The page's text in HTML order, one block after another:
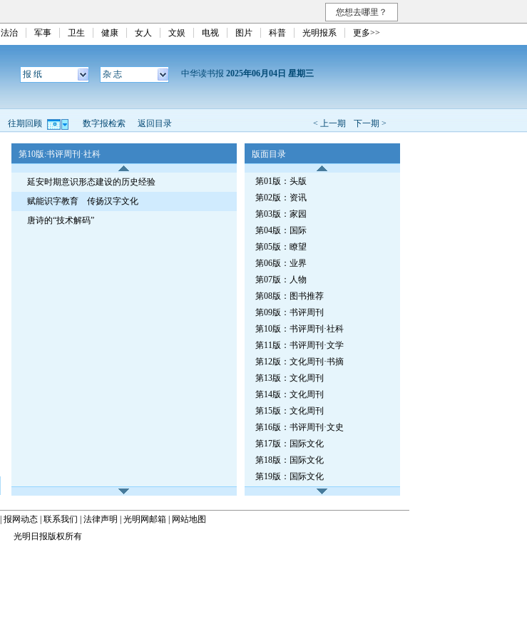
您想去哪里？
法治 军事 卫生 健康 女人 文娱 电视 图片 科普 光明报系 更多>>
报 纸 杂 志 中华读书报 2025年06月04日 星期三
< 上一期 下一期 >
往期回顾 数字报检索 返回目录
第10版:书评周刊·社科
延安时期意识形态建设的历史经验
赋能识字教育 传扬汉字文化
唐诗的“技术解码”
版面目录
第01版：头版
第02版：资讯
第03版：家园
第04版：国际
第05版：瞭望
第06版：业界
第07版：人物
第08版：图书推荐
第09版：书评周刊
第10版：书评周刊·社科
第11版：书评周刊·文学
第12版：文化周刊·书摘
第13版：文化周刊
第14版：文化周刊
第15版：文化周刊
第16版：书评周刊·文史
第17版：国际文化
第18版：国际文化
第19版：国际文化
第20版：国际文化·图书推荐
报网动态 联系我们 法律声明 光明网邮箱
网站地图
光明日报版权所有